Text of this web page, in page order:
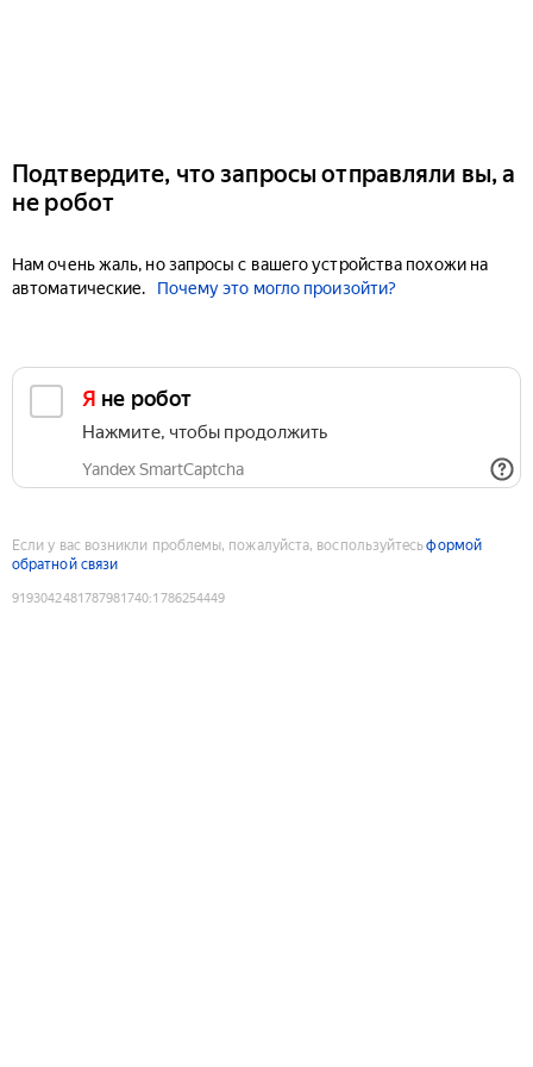
Подтвердите, что запросы отправляли вы, а
не робот
Нам очень жаль, но запросы с вашего устройства похожи на
автоматические.
Почему это могло произойти?
Я не робот
Нажмите, чтобы продолжить
Yandex SmartCaptcha
Если у вас возникли проблемы, пожалуйста, воспользуйтесьформой
обратной связи
9193042481787981740:1786254449